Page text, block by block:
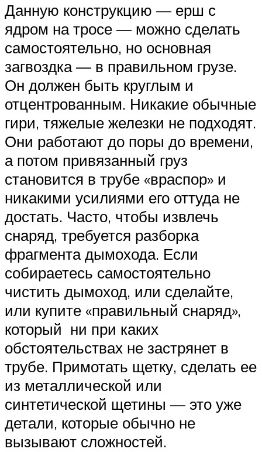
Данную конструкцию — ерш с
ядром на тросе — можно сделать
самостоятельно, но основная
загвоздка — в правильном грузе.
Он должен быть круглым и
отцентрованным. Никакие обычные
гири, тяжелые железки не подходят.
Они работают до поры до времени,
а потом привязанный груз
становится в трубе «враспор» и
никакими усилиями его оттуда не
достать. Часто, чтобы извлечь
снаряд, требуется разборка
фрагмента дымохода. Если
собираетесь самостоятельно
чистить дымоход, или сделайте,
или купите «правильный снаряд»,
который ни при каких
обстоятельствах не застрянет в
трубе. Примотать щетку, сделать ее
из металлической или
синтетической щетины — это уже
детали, которые обычно не
вызывают сложностей.